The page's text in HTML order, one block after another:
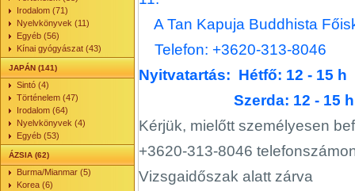
Irodalom (71)
Nyelvkönyvek (11)
Egyéb (56)
Kínai gyógyászat (43)
JAPÁN (141)
Sintó (4)
Történelem (47)
Irodalom (64)
Nyelvkönyvek (4)
Egyéb (53)
ÁZSIA (62)
Burma/Mianmar (5)
Korea (6)
A Tan Kapuja Buddhista
Telefon: +3620-313-8046
Nyitvatartás: Hétfő: 12 - 15 h
Szerda: 12 - 15 h
Kérjük, mielőtt személyesen
+3620-313-8046
Vizsgaidőszak alatt zárva